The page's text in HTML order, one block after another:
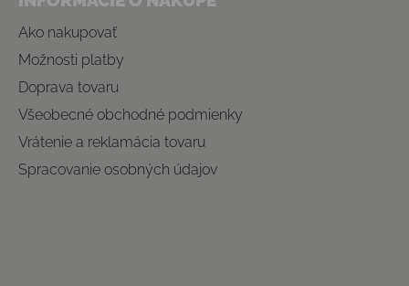
Ako nakupovať
Možnosti platby
Doprava tovaru
Všeobecné obchodné podmienky
Vrátenie a reklamácia tovaru
Spracovanie osobných údajov